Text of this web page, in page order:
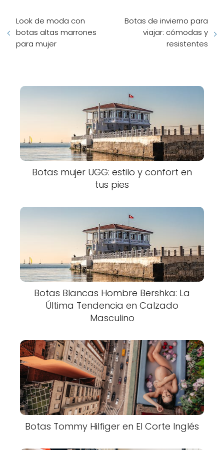
Look de moda con
botas altas marrones
para mujer
Botas de invierno para
viajar: cómodas y
resistentes
Botas mujer UGG: estilo y confort en
tus pies
Botas Blancas Hombre Bershka: La
Última Tendencia en Calzado
Masculino
Botas Tommy Hilfiger en El Corte Inglés